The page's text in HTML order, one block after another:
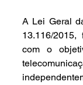
A Lei Geral
13.116/
com o